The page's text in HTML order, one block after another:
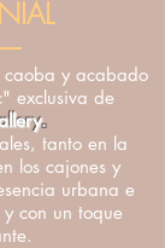
caoba y acabado
exclusiva de
.
tanto en la
los cajones y
urbana e
con un toque